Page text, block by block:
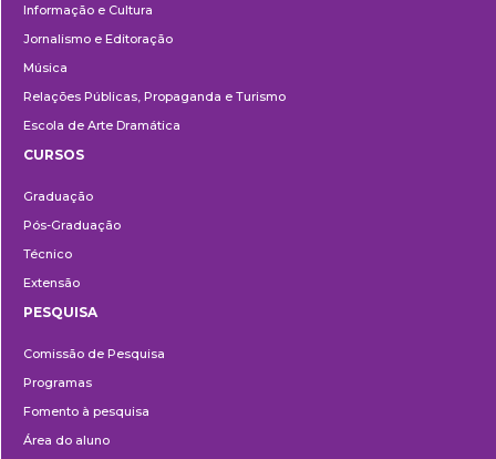
Informação e Cultura
Jornalismo e Editoração
Música
Relações Públicas, Propaganda e Turismo
Escola de Arte Dramática
CURSOS
Graduação
Pós-Graduação
Técnico
Extensão
PESQUISA
Comissão de Pesquisa
Programas
Fomento à pesquisa
Área do aluno